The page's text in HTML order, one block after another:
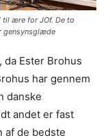
til ære for JOf. De to
gensynsglæde
Ester Brohus
har gennem
danske
andet er fast
af de bedste